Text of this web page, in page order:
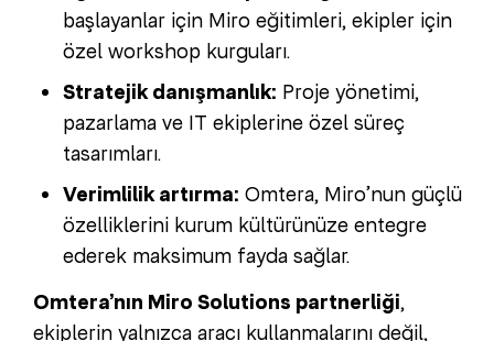
başlayanlar için Miro eğitimleri, ekipler için
özel workshop kurguları.
Stratejik danışmanlık: Proje yönetimi,
pazarlama ve IT ekiplerine özel süreç
tasarımları.
Verimlilik artırma: Omtera, Miro’nun güçlü
özelliklerini kurum kültürünüze entegre
ederek maksimum fayda sağlar.
Omtera’nın Miro Solutions partnerliği,
ekiplerin yalnızca aracı kullanmalarını değil,